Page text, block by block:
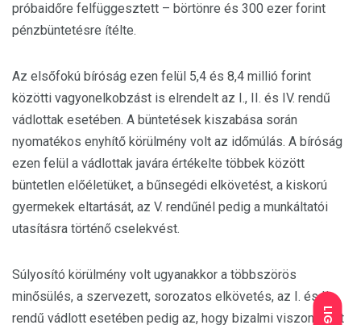
próbaidőre felfüggesztett – börtönre és 300 ezer forint
pénzbüntetésre ítélte.
Az elsőfokú bíróság ezen felül 5,4 és 8,4 millió forint
közötti vagyonelkobzást is elrendelt az I., II. és IV. rendű
vádlottak esetében. A büntetések kiszabása során
nyomatékos enyhítő körülmény volt az időmúlás. A bíróság
ezen felül a vádlottak javára értékelte többek között
büntetlen előéletüket, a bűnsegédi elkövetést, a kiskorú
gyermekek eltartását, az V. rendűnél pedig a munkáltatói
utasításra történő cselekvést.
Súlyosító körülmény volt ugyanakkor a többszörös
minősülés, a szervezett, sorozatos elkövetés, az I. és II.
rendű vádlott esetében pedig az, hogy bizalmi viszonyukat